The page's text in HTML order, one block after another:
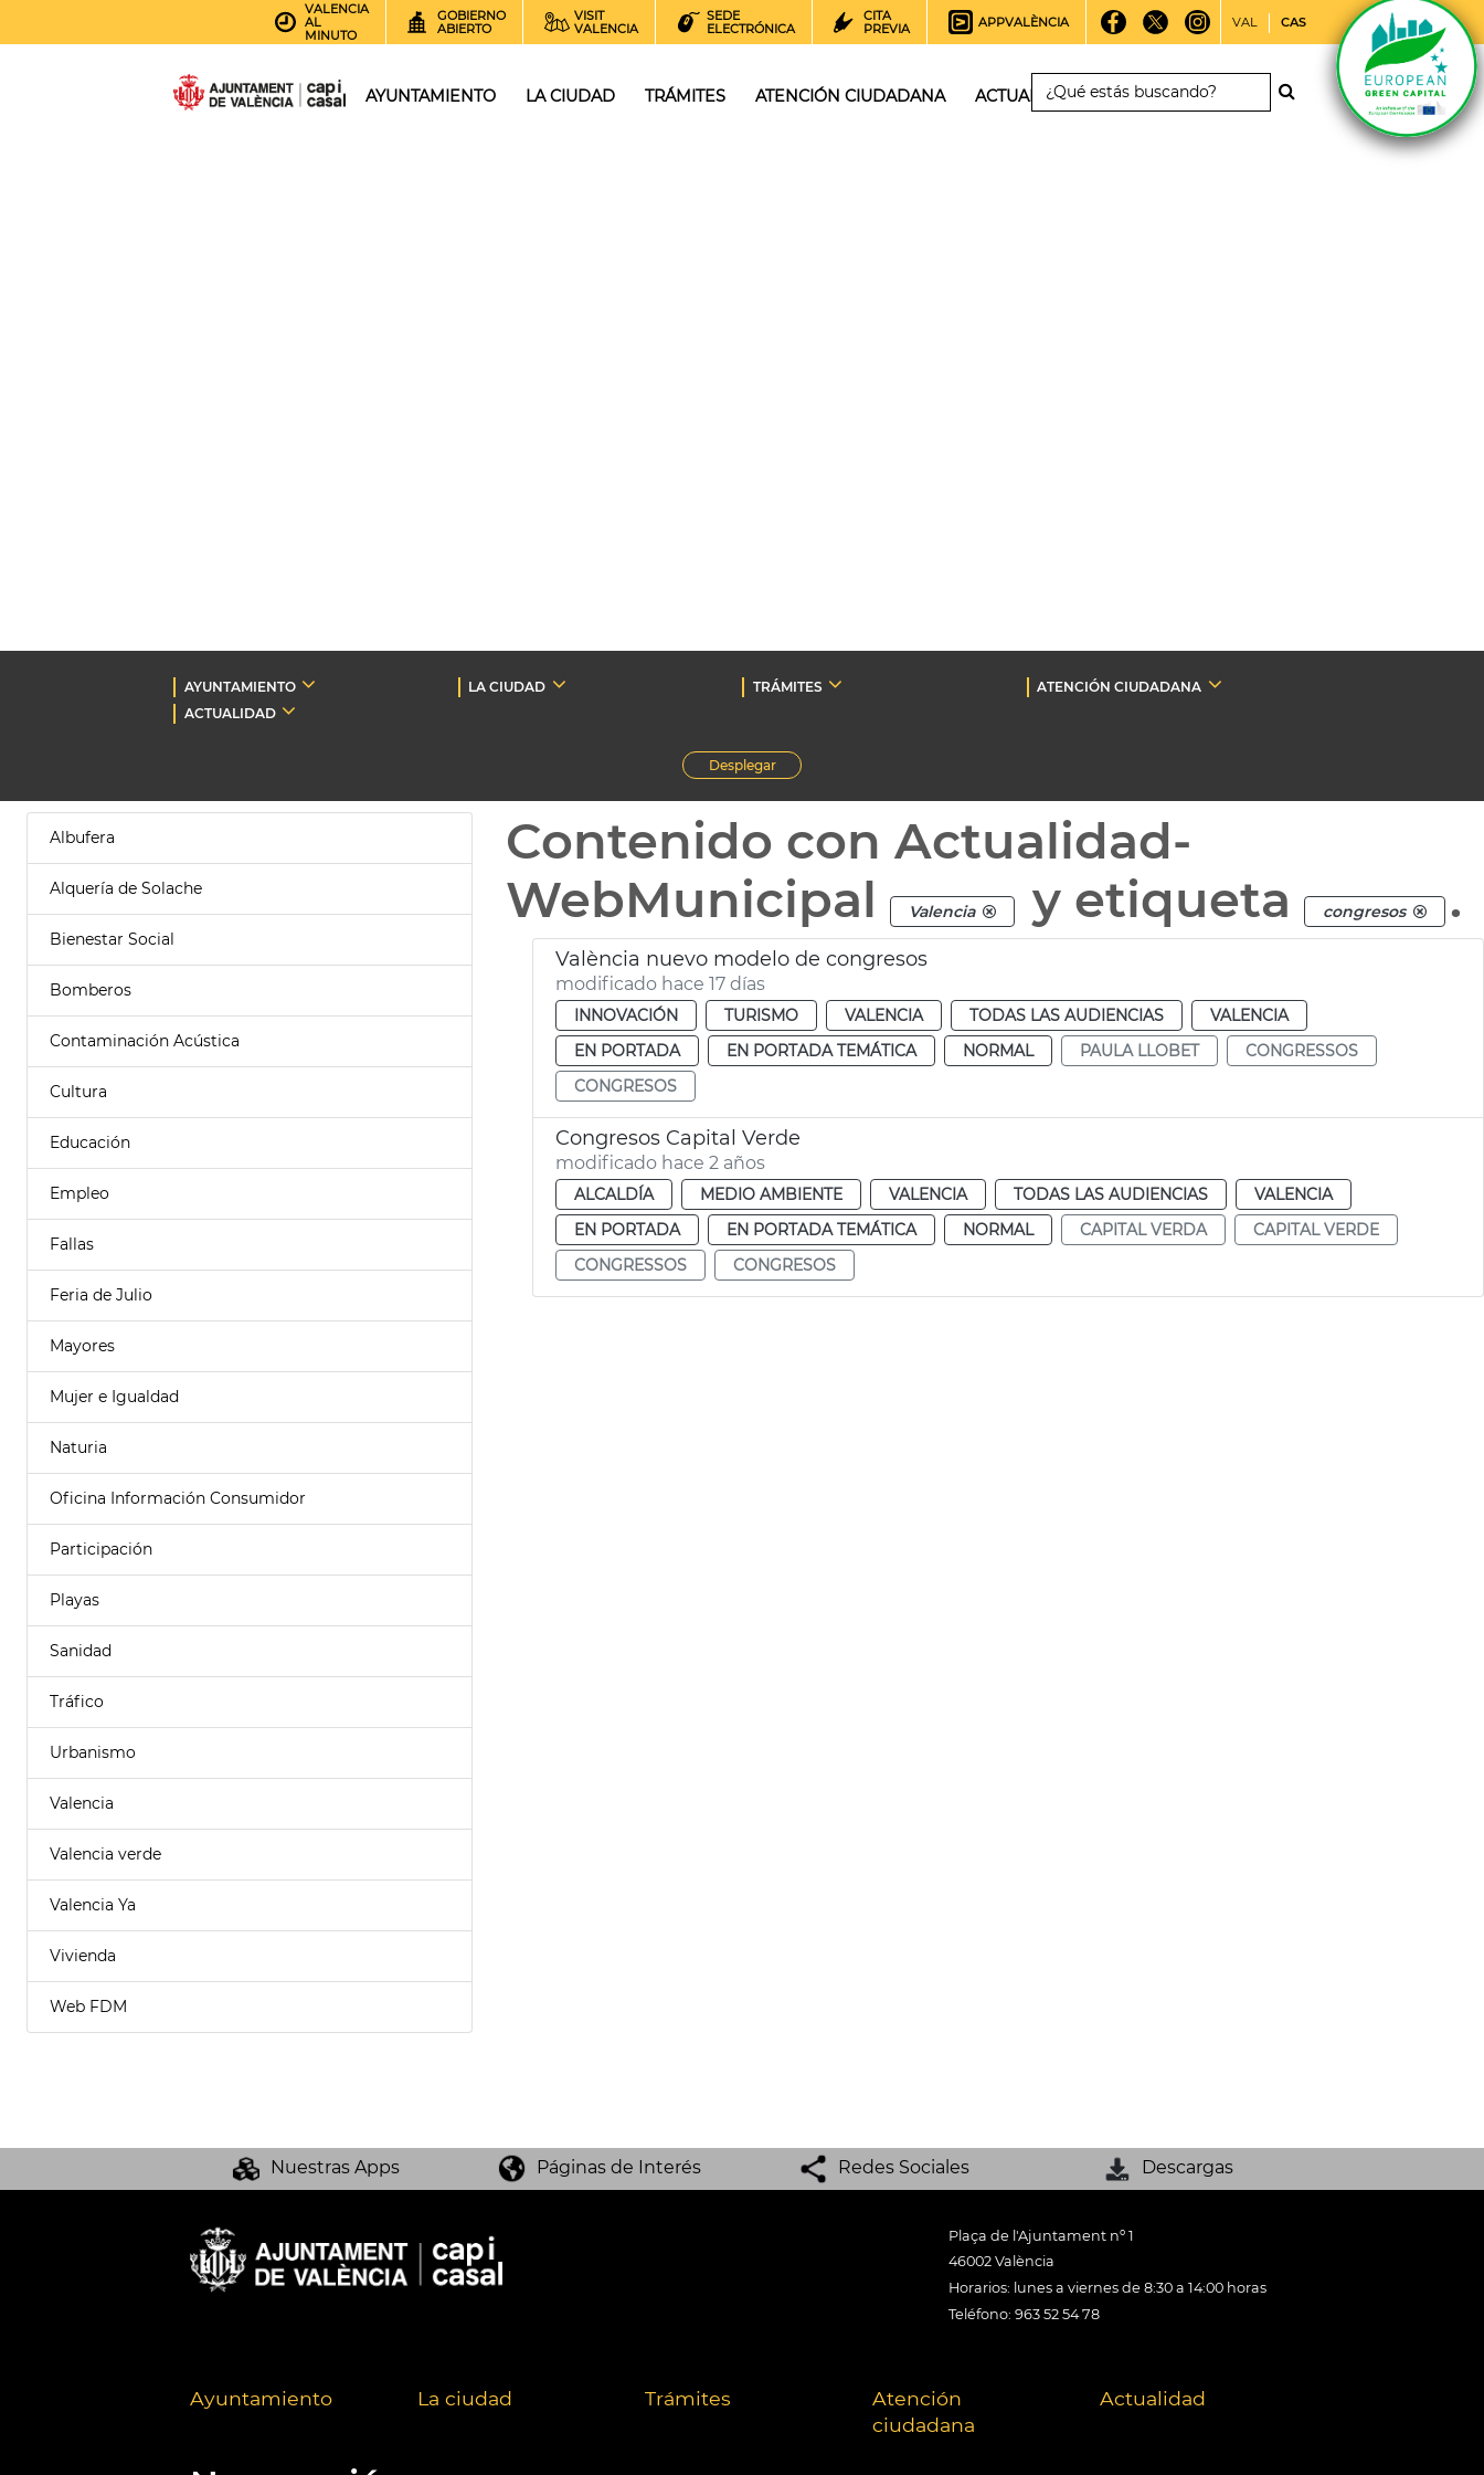
VALENCIA
AL
MINUTO
GOBIERNO
ABIERTO
VISIT
VALENCIA
SEDE
ELECTRÓNICA
CITA
PREVIA
APPVALÈNCIA VAL CAS
AYUNTAMIENTO LA CIUDAD TRÁMITES ATENCIÓN CIUDADANA ACTUALIDAD
AYUNTAMIENTO LA CIUDAD TRÁMITES
ATENCIÓN CIUDADANA
ACTUALIDAD
Desplegar
Albufera
Alquería de Solache
Bienestar Social
Bomberos
Contaminación Acústica
Cultura
Educación
Empleo
Fallas
Feria de Julio
Mayores
Mujer e Igualdad
Naturia
Oficina Información Consumidor
Participación
Playas
Sanidad
Tráfico
Urbanismo
Valencia
Valencia verde
Valencia Ya
Vivienda
Web FDM
Contenido con Actualidad-
WebMunicipal
Valencia y etiqueta congresos .
València nuevo modelo de congresos
modificado hace 17 días
INNOVACIÓN TURISMO VALENCIA TODAS LAS AUDIENCIAS
VALENCIA
EN PORTADA
EN PORTADA TEMÁTICA NORMAL PAULA LLOBET
CONGRESSOS
CONGRESOS
Congresos Capital Verde
modificado hace 2 años
ALCALDÍA MEDIO AMBIENTE VALENCIA TODAS LAS AUDIENCIAS
VALENCIA
EN PORTADA
EN PORTADA TEMÁTICA NORMAL CAPITAL VERDA
CAPITAL VERDE
CONGRESSOS
CONGRESOS
Nuestras Apps Páginas de Interés Redes Sociales Descargas
Plaça de l'Ajuntament nº 1
46002 València
Horarios: lunes a viernes de 8:30 a 14:00 horas
Teléfono: 963 52 54 78
Ayuntamiento La ciudad Trámites
Atención
ciudadana
Actualidad